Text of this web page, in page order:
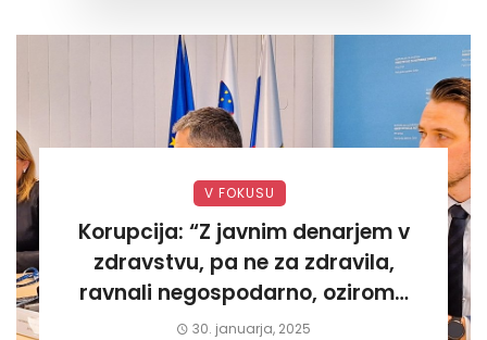
V FOKUSU
Korupcija: “Z javnim denarjem v
zdravstvu, pa ne za zdravila,
ravnali negospodarno, oziroma
za lastni žep. Tokrat na Žalskem«
30. januarja, 2025